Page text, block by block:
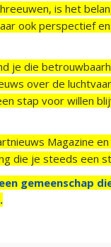
is het
ook perspectief
je die
over de
stap voor willen
Magazine
die je steeds een
gemeenschap